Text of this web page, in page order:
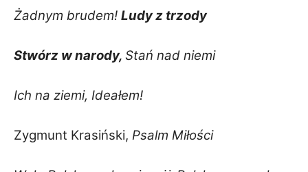
Żadnym brudem! Ludy z trzody
Stwórz w narody, Stań nad niemi
Ich na ziemi, Ideałem!
Zygmunt Krasiński, Psalm Miłości